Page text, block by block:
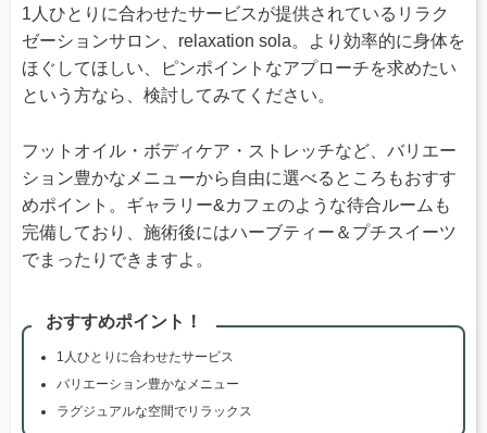
1人ひとりに合わせたサービスが提供されているリラク
ゼーションサロン、relaxation sola。より効率的に身体を
ほぐしてほしい、ピンポイントなアプローチを求めたい
という方なら、検討してみてください。
フットオイル・ボディケア・ストレッチなど、バリエー
ション豊かなメニューから自由に選べるところもおすす
めポイント。ギャラリー&カフェのような待合ルームも
完備しており、施術後にはハーブティー＆プチスイーツ
でまったりできますよ。
おすすめポイント！
1人ひとりに合わせたサービス
バリエーション豊かなメニュー
ラグジュアルな空間でリラックス